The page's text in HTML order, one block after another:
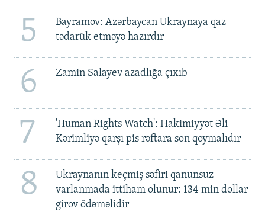
5
Bayramov: Azərbaycan Ukraynaya qaz
tədarük etməyə hazırdır
6 Zamin Salayev azadlığa çıxıb
7
'Human Rights Watch': Hakimiyyət Əli
Kərimliyə qarşı pis rəftara son qoymalıdır
8
Ukraynanın keçmiş səfiri qanunsuz
varlanmada ittiham olunur: 134 min dollar
girov ödəməlidir